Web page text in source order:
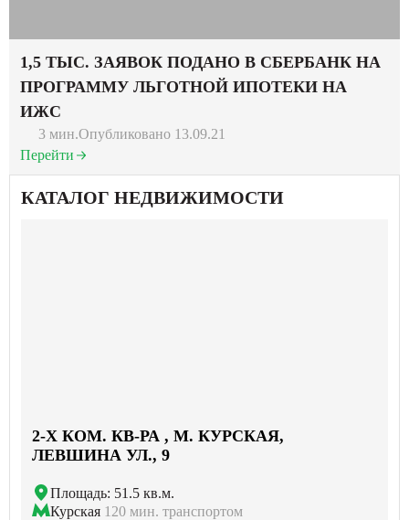
1,5 ТЫС. ЗАЯВОК ПОДАНО В СБЕРБАНК НА
ПРОГРАММУ ЛЬГОТНОЙ ИПОТЕКИ НА
ИЖС
3 мин.Опубликовано 13.09.21
Перейти
КАТАЛОГ НЕДВИЖИМОСТИ
2-X КОМ. КВ-РА , М. КУРСКАЯ,
ЛЕВШИНА УЛ., 9
Площадь: 51.5 кв.м.
Курская 120 мин. транспортом